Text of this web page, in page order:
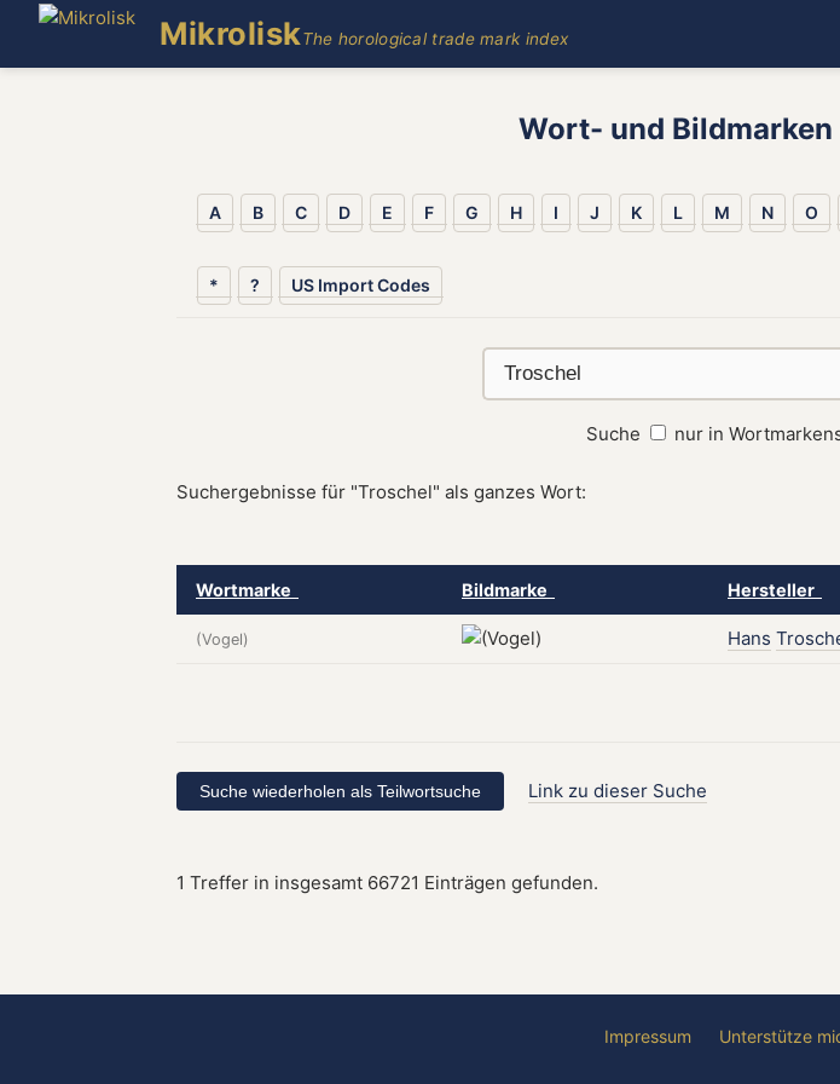
MikroliskThe horological trade mark index
Wort- und
A B C D E F G H I J K L M N O
* ? US Import Codes
Suche nur in
Suchergebnisse für "Troschel" als ganzes Wort:
Wortmarke Bildmarke Hersteller
(Vogel) Hans
Link zu dieser Suche
1 Treffer in insgesamt 66721 Einträgen gefunden.
Impressum Unterstütze